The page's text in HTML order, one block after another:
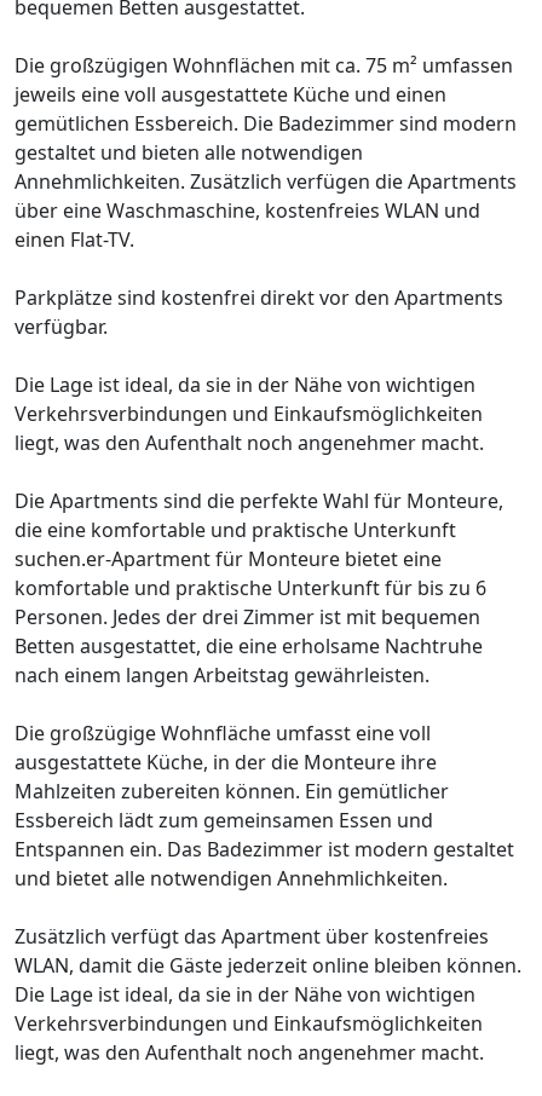
bequemen Betten ausgestattet.
Die großzügigen Wohnflächen mit ca. 75 m² umfassen
jeweils eine voll ausgestattete Küche und einen
gemütlichen Essbereich. Die Badezimmer sind modern
gestaltet und bieten alle notwendigen
Annehmlichkeiten. Zusätzlich verfügen die Apartments
über eine Waschmaschine, kostenfreies WLAN und
einen Flat-TV.
Parkplätze sind kostenfrei direkt vor den Apartments
verfügbar.
Die Lage ist ideal, da sie in der Nähe von wichtigen
Verkehrsverbindungen und Einkaufsmöglichkeiten
liegt, was den Aufenthalt noch angenehmer macht.
Die Apartments sind die perfekte Wahl für Monteure,
die eine komfortable und praktische Unterkunft
suchen.er-Apartment für Monteure bietet eine
komfortable und praktische Unterkunft für bis zu 6
Personen. Jedes der drei Zimmer ist mit bequemen
Betten ausgestattet, die eine erholsame Nachtruhe
nach einem langen Arbeitstag gewährleisten.
Die großzügige Wohnfläche umfasst eine voll
ausgestattete Küche, in der die Monteure ihre
Mahlzeiten zubereiten können. Ein gemütlicher
Essbereich lädt zum gemeinsamen Essen und
Entspannen ein. Das Badezimmer ist modern gestaltet
und bietet alle notwendigen Annehmlichkeiten.
Zusätzlich verfügt das Apartment über kostenfreies
WLAN, damit die Gäste jederzeit online bleiben können.
Die Lage ist ideal, da sie in der Nähe von wichtigen
Verkehrsverbindungen und Einkaufsmöglichkeiten
liegt, was den Aufenthalt noch angenehmer macht.